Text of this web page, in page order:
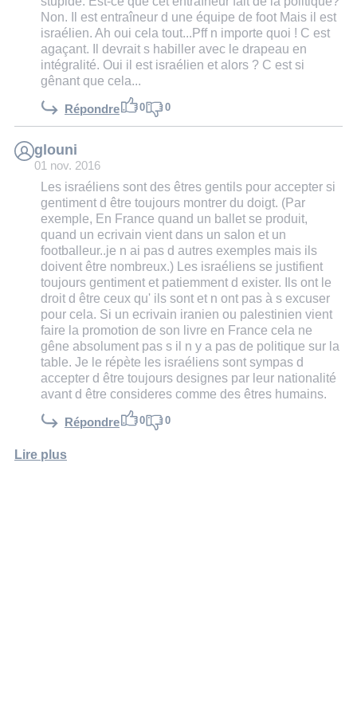
Non. Il est entraîneur d une équipe de foot Mais il est
israélien. Ah oui cela tout...Pff n importe quoi ! C est
agaçant. Il devrait s habiller avec le drapeau en
intégralité. Oui il est israélien et alors ? C est si
gênant que cela...
Répondre 0 0
glouni
01 nov. 2016
Les israéliens sont des êtres gentils pour accepter si
gentiment d être toujours montrer du doigt. (Par
exemple, En France quand un ballet se produit,
quand un ecrivain vient dans un salon et un
footballeur..je n ai pas d autres exemples mais ils
doivent être nombreux.) Les israéliens se justifient
toujours gentiment et patiemment d exister. Ils ont le
droit d être ceux qu' ils sont et n ont pas à s excuser
pour cela. Si un ecrivain iranien ou palestinien vient
faire la promotion de son livre en France cela ne
gêne absolument pas s il n y a pas de politique sur la
table. Je le répète les israéliens sont sympas d
accepter d être toujours designes par leur nationalité
avant d être consideres comme des êtres humains.
Répondre 0 0
Lire plus